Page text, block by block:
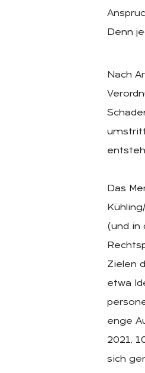
Denn
Nach
Das
(und in
Zielen
etwa
enge
2021,
sich